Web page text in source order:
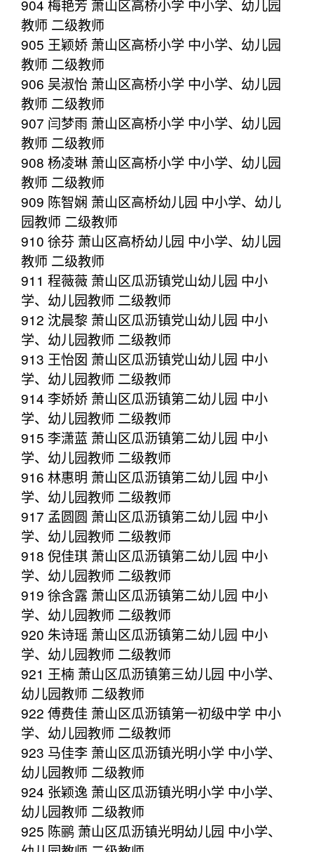
904 梅艳芳 萧山区高桥小学 中小学、幼儿园
教师 二级教师
905 王颖娇 萧山区高桥小学 中小学、幼儿园
教师 二级教师
906 吴淑怡 萧山区高桥小学 中小学、幼儿园
教师 二级教师
907 闫梦雨 萧山区高桥小学 中小学、幼儿园
教师 二级教师
908 杨凌琳 萧山区高桥小学 中小学、幼儿园
教师 二级教师
909 陈智娴 萧山区高桥幼儿园 中小学、幼儿
园教师 二级教师
910 徐芬 萧山区高桥幼儿园 中小学、幼儿园
教师 二级教师
911 程薇薇 萧山区瓜沥镇党山幼儿园 中小
学、幼儿园教师 二级教师
912 沈晨黎 萧山区瓜沥镇党山幼儿园 中小
学、幼儿园教师 二级教师
913 王怡囡 萧山区瓜沥镇党山幼儿园 中小
学、幼儿园教师 二级教师
914 李娇娇 萧山区瓜沥镇第二幼儿园 中小
学、幼儿园教师 二级教师
915 李潇蓝 萧山区瓜沥镇第二幼儿园 中小
学、幼儿园教师 二级教师
916 林惠明 萧山区瓜沥镇第二幼儿园 中小
学、幼儿园教师 二级教师
917 孟圆圆 萧山区瓜沥镇第二幼儿园 中小
学、幼儿园教师 二级教师
918 倪佳琪 萧山区瓜沥镇第二幼儿园 中小
学、幼儿园教师 二级教师
919 徐含露 萧山区瓜沥镇第二幼儿园 中小
学、幼儿园教师 二级教师
920 朱诗瑶 萧山区瓜沥镇第二幼儿园 中小
学、幼儿园教师 二级教师
921 王楠 萧山区瓜沥镇第三幼儿园 中小学、
幼儿园教师 二级教师
922 傅费佳 萧山区瓜沥镇第一初级中学 中小
学、幼儿园教师 二级教师
923 马佳李 萧山区瓜沥镇光明小学 中小学、
幼儿园教师 二级教师
924 张颖逸 萧山区瓜沥镇光明小学 中小学、
幼儿园教师 二级教师
925 陈鹂 萧山区瓜沥镇光明幼儿园 中小学、